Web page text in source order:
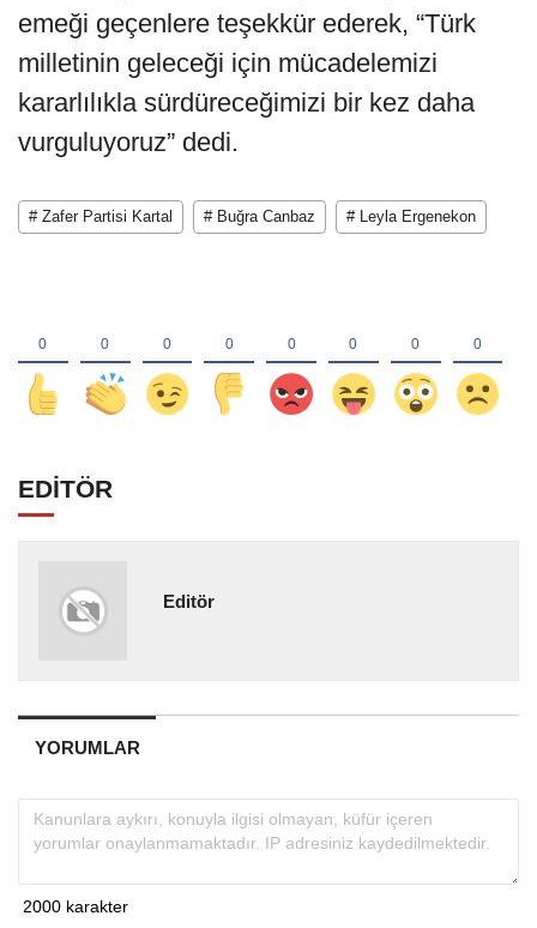
emeği geçenlere teşekkür ederek, “Türk
milletinin geleceği için mücadelemizi
kararlılıkla sürdüreceğimizi bir kez daha
vurguluyoruz” dedi.
# Zafer Partisi Kartal # Buğra Canbaz # Leyla Ergenekon
EDİTÖR
Editör
YORUMLAR